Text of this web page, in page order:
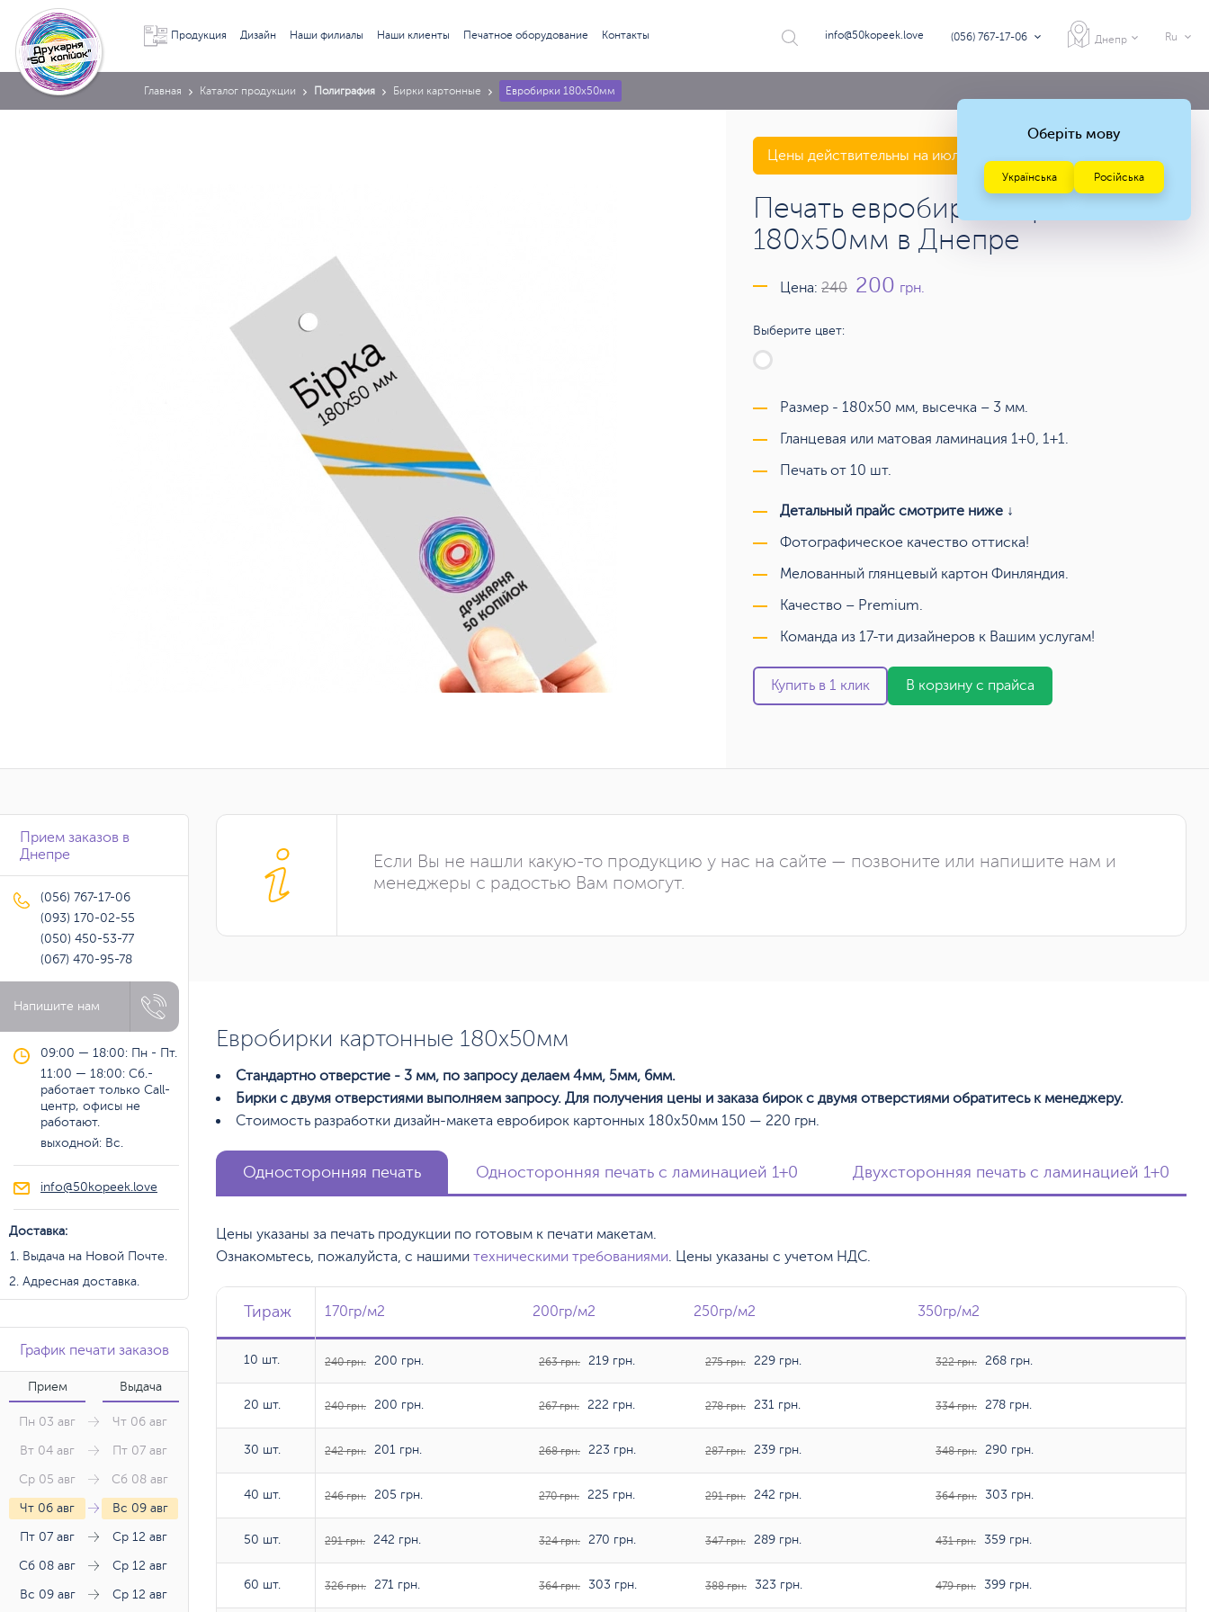
Продукция Дизайн Наши филиалы Наши клиенты Печатное оборудование Контакты info@50kopeek.love (056) 767-17-06 Днепр Ru
Главная Каталог продукции Полиграфия Бирки картонные Евробирки 180х50мм
Цены действительны на июль — август 2026 года
Печать евробирок картонных
180х50мм в Днепре
Цена: 240 200 грн.
Выберите цвет:
Размер - 180х50 мм, высечка – 3 мм.
Гланцевая или матовая ламинация 1+0, 1+1.
Печать от 10 шт.
Детальный прайс смотрите ниже ↓
Фотографическое качество оттиска!
Мелованный глянцевый картон Финляндия.
Качество – Premium.
Команда из 17-ти дизайнеров к Вашим услугам!
Купить в 1 клик В корзину с прайса
Если Вы не нашли какую-то продукцию у нас на сайте — позвоните или напишите нам и
менеджеры с радостью Вам помогут.
Евробирки картонные 180х50мм
Стандартно отверстие - 3 мм, по запросу делаем 4мм, 5мм, 6мм.
Бирки с двумя отверстиями выполняем запросу. Для получения цены и заказа бирок с двумя отверстиями обратитесь к менеджеру.
Стоимость разработки дизайн-макета евробирок картонных 180х50мм 150 — 220 грн.
Односторонняя печать Односторонняя печать с ламинацией 1+0 Двухсторонняя печать с ламинацией 1+0
Цены указаны за печать продукции по готовым к печати макетам.
Ознакомьтесь, пожалуйста, с нашими техническими требованиями. Цены указаны с учетом НДС.
Тираж
10 шт.
20 шт.
30 шт.
40 шт.
50 шт.
60 шт.
Тираж 170гр/м2 200гр/м2 250гр/м2 350гр/м2
Тираж 170гр/м2 200гр/м2 250гр/м2 350гр/м2
10 шт. 240 грн. 200 грн. 263 грн. 219 грн. 275 грн. 229 грн. 322 грн. 268 грн.
20 шт. 240 грн. 200 грн. 267 грн. 222 грн. 278 грн. 231 грн. 334 грн. 278 грн.
30 шт. 242 грн. 201 грн. 268 грн. 223 грн. 287 грн. 239 грн. 348 грн. 290 грн.
40 шт. 246 грн. 205 грн. 270 грн. 225 грн. 291 грн. 242 грн. 364 грн. 303 грн.
50 шт. 291 грн. 242 грн. 324 грн. 270 грн. 347 грн. 289 грн. 431 грн. 359 грн.
60 шт. 326 грн. 271 грн. 364 грн. 303 грн. 388 грн. 323 грн. 479 грн. 399 грн.
Прием заказов в
Днепре
(056) 767-17-06
(093) 170-02-55
(050) 450-53-77
(067) 470-95-78
Напишите нам
09:00 — 18:00: Пн - Пт.
11:00 — 18:00: Сб.-
работает только Call-
центр, офисы не
работают.
выходной: Вс.
info@50kopeek.love
Доставка:
Выдача на Новой Почте.
Адресная доставка.
График печати заказов
Прием Выдача
Пн 03 авг Чт 06 авг
Вт 04 авг Пт 07 авг
Ср 05 авг Сб 08 авг
Чт 06 авг Вс 09 авг
Пт 07 авг Ср 12 авг
Сб 08 авг Ср 12 авг
Вс 09 авг Ср 12 авг
Оберіть мову
Українська Російська